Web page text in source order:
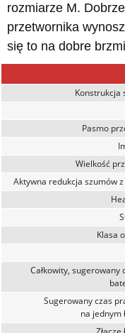
rozmiarze M.
przetwornika
się to na dobre
Konstrukcja
Pasmo
Wielkość
Aktywna redukcja szumów
Klasa
Całkowity, sugerowany
Sugerowany czas
na jednym